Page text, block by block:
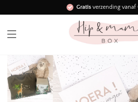
Gratisverzending vanaf
Binnen 3 werkdagen in